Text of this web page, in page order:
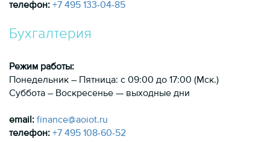
телефон: +7 495 133-04-85
Бухгалтерия
Режим работы:
Понедельник – Пятница: с 09:00 до 17:00 (Мск.)
Суббота – Воскресенье — выходные дни
email: finance@aoiot.ru
телефон: +7 495 108-60-52